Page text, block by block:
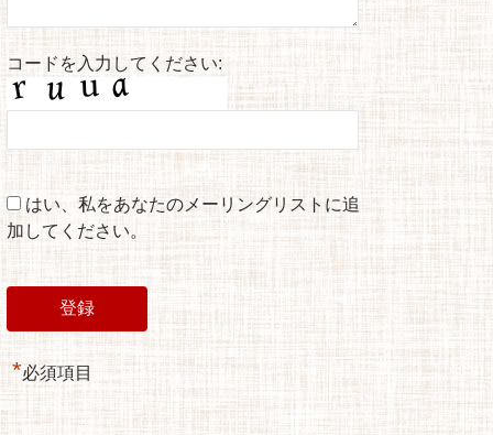
コードを入力してください:
はい、私をあなたのメーリングリストに追
加してください。
*必須項目